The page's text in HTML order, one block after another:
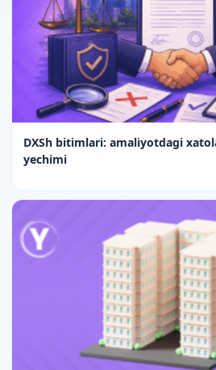
DXSh bitimlari: amaliyotdagi
yechimi